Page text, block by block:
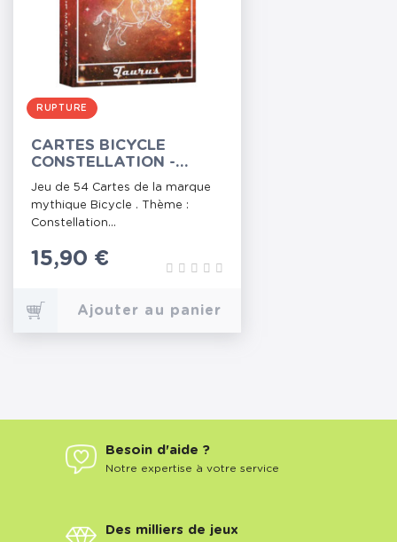
RUPTURE
CARTES BICYCLE
CONSTELLATION -
TAUREAU
Jeu de 54 Cartes de la marque
mythique Bicycle . Thème :
Constellation...
Prix
15,90 €
Ajouter au panier
Besoin d'aide ?
Notre expertise à votre service
Des milliers de jeux